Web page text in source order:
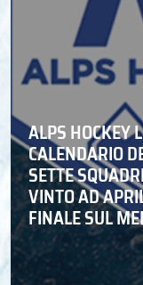
ALPS HOCKEY
CALENDARIO
SETTE
VINTO AD
FINALE SUL